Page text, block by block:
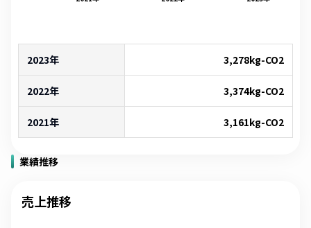
2023年 3,278kg-CO2
2022年 3,374kg-CO2
2021年 3,161kg-CO2
業績推移
売上推移